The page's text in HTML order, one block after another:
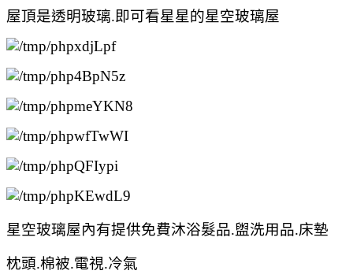
屋頂是透明玻璃.即可看星星的星空玻璃屋
星空玻璃屋內有提供免費沐浴髮品.盥洗用品.床墊
枕頭.棉被.電視.冷氣